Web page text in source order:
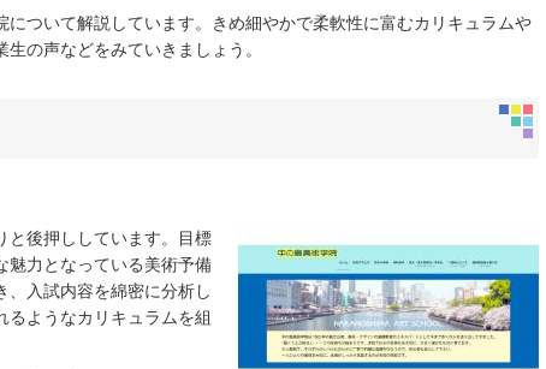
ついて解説しています。きめ細やかで柔軟性に富むカリキュラムや
の声などをみていきましょう。
と後押ししています。目標
魅力となっている美術予備
、入試内容を綿密に分析し
るようなカリキュラムを組